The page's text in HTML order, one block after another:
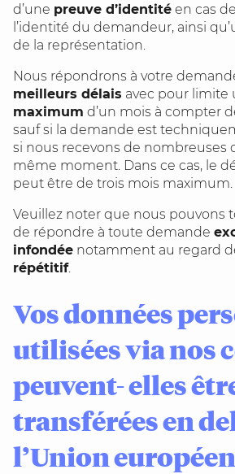
d’une preuve d’identité en cas
l’identité du demandeur, ainsi
de la représentation.
Nous répondrons à votre
meilleurs délais avec pour limite
maximum d’un mois à compter
sauf si la demande est
si nous recevons de nombreuses
même moment. Dans ce cas, le
peut être de trois mois maximum.
Veuillez noter que nous pouvons
de répondre à toute demande
infondée notamment au regard
répétitif.
Vos données
utilisées via nos
peuvent- elles
transférées en
l’Union